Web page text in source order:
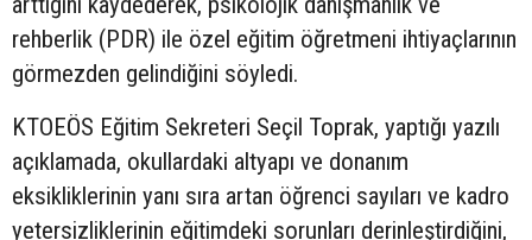
rehberlik (PDR) ile özel eğitim öğretmeni ihtiyaçlarının
görmezden gelindiğini söyledi.
KTOEÖS Eğitim Sekreteri Seçil Toprak, yaptığı yazılı
açıklamada, okullardaki altyapı ve donanım
eksikliklerinin yanı sıra artan öğrenci sayıları ve kadro
yetersizliklerinin eğitimdeki sorunları derinleştirdiğini,